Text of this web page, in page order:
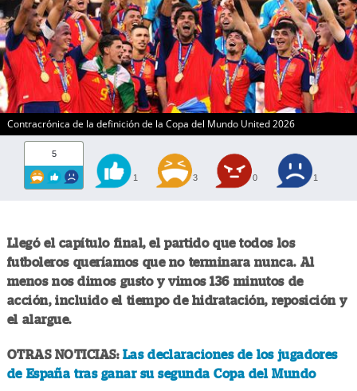
Contracrónica de la definición de la Copa del Mundo United 2026
5
1 3 0 1
Llegó el capítulo final, el partido que todos los
futboleros queríamos que no terminara nunca. Al
menos nos dimos gusto y vimos 136 minutos de
acción, incluido el tiempo de hidratación, reposición y
el alargue.
OTRAS NOTICIAS: Las declaraciones de los jugadores
de España tras ganar su segunda Copa del Mundo